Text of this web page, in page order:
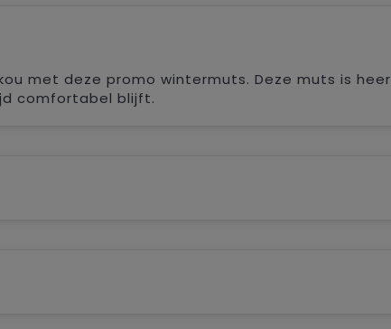
met deze promo wintermuts. Deze muts is
comfortabel blijft.